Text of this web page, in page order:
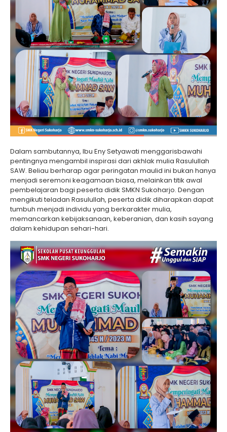
Dalam sambutannya, Ibu Eny Setyawati menggarisbawahi
pentingnya mengambil inspirasi dari akhlak mulia Rasulullah
SAW. Beliau berharap agar peringatan maulid ini bukan hanya
menjadi seremoni keagamaan biasa, melainkan titik awal
pembelajaran bagi peserta didik SMKN Sukoharjo. Dengan
mengikuti teladan Rasulullah, peserta didik diharapkan dapat
tumbuh menjadi individu yang berkarakter mulia,
memancarkan kebijaksanaan, keberanian, dan kasih sayang
dalam kehidupan sehari-hari.